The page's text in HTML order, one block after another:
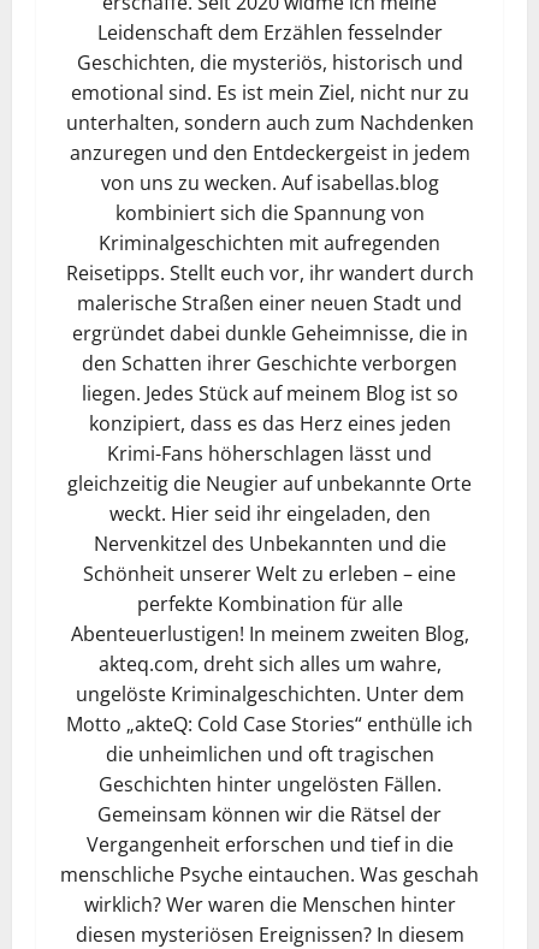
Leidenschaft dem Erzählen fesselnder
Geschichten, die mysteriös, historisch und
emotional sind. Es ist mein Ziel, nicht nur zu
unterhalten, sondern auch zum Nachdenken
anzuregen und den Entdeckergeist in jedem
von uns zu wecken. Auf isabellas.blog
kombiniert sich die Spannung von
Kriminalgeschichten mit aufregenden
Reisetipps. Stellt euch vor, ihr wandert durch
malerische Straßen einer neuen Stadt und
ergründet dabei dunkle Geheimnisse, die in
den Schatten ihrer Geschichte verborgen
liegen. Jedes Stück auf meinem Blog ist so
konzipiert, dass es das Herz eines jeden
Krimi-Fans höherschlagen lässt und
gleichzeitig die Neugier auf unbekannte Orte
weckt. Hier seid ihr eingeladen, den
Nervenkitzel des Unbekannten und die
Schönheit unserer Welt zu erleben – eine
perfekte Kombination für alle
Abenteuerlustigen! In meinem zweiten Blog,
akteq.com, dreht sich alles um wahre,
ungelöste Kriminalgeschichten. Unter dem
Motto „akteQ: Cold Case Stories“ enthülle ich
die unheimlichen und oft tragischen
Geschichten hinter ungelösten Fällen.
Gemeinsam können wir die Rätsel der
Vergangenheit erforschen und tief in die
menschliche Psyche eintauchen. Was geschah
wirklich? Wer waren die Menschen hinter
diesen mysteriösen Ereignissen? In diesem